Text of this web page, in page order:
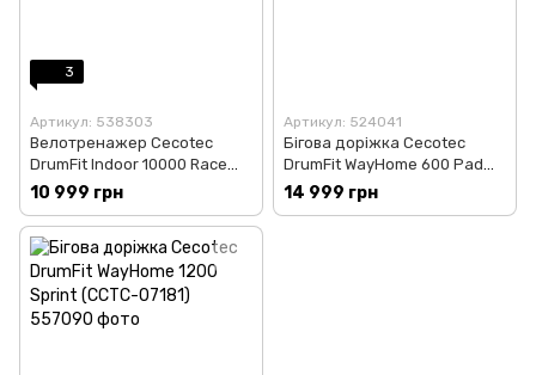
3
Артикул: 538303
Велотренажер Cecotec
DrumFit Indoor 10000 Race
Bicicleta (CCTC-07240)
10 999 грн
Артикул: 524041
Бігова доріжка Cecotec
DrumFit WayHome 600 Pad
(CCTC-07123)
14 999 грн